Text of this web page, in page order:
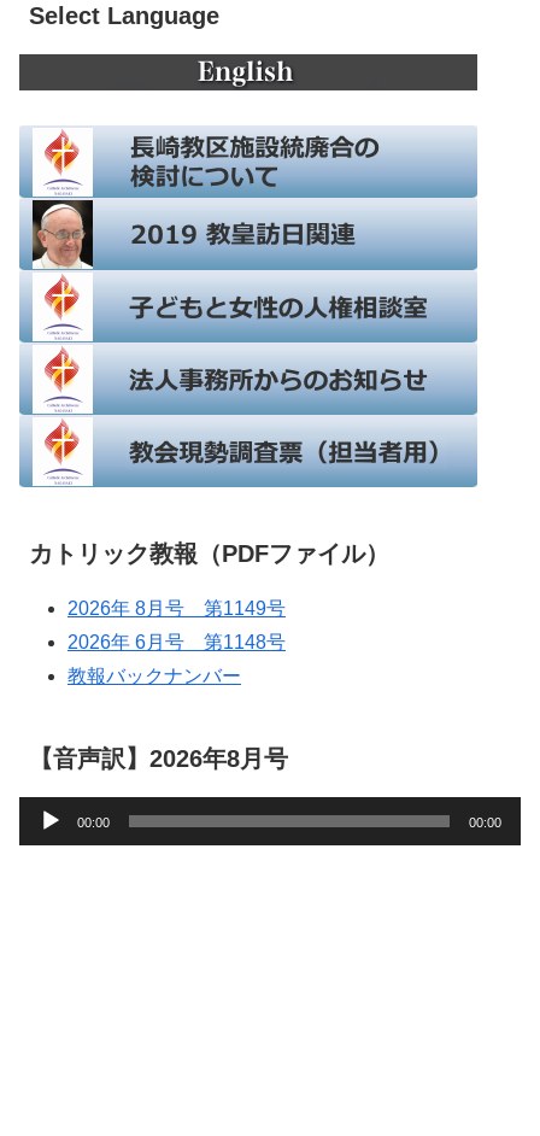
Select Language
カトリック教報（PDFファイル）
2026年 8月号 第1149号
2026年 6月号 第1148号
教報バックナンバー
【音声訳】2026年8月号
声
00:00 00:00